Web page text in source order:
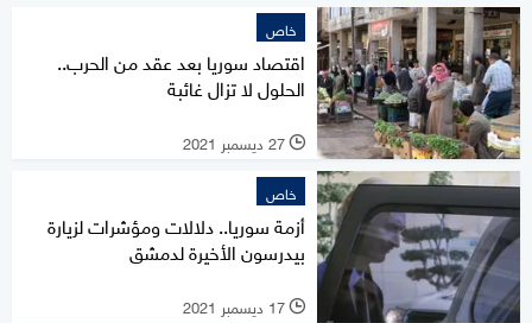
خاص
اقتصاد سوريا بعد عقد من الحرب..
الحلول لا تزال غائبة
l 27 ديسمبر 2021
خاص
أزمة سوريا.. دلالات ومؤشرات لزيارة
بيدرسون الأخيرة لدمشق
l 17 ديسمبر 2021